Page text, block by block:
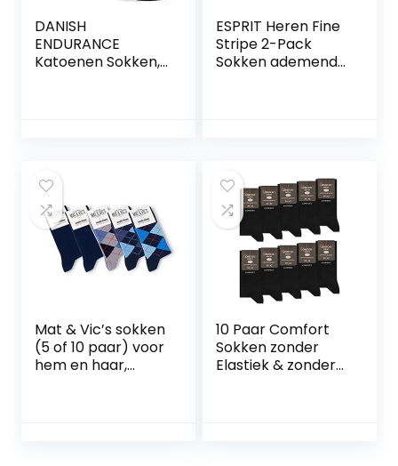
DANISH
ENDURANCE
Katoenen Sokken,
ESPRIT Heren Fine
Stripe 2-Pack
Sokken ademend
allrounder voor
zakelijke
alledaagse
katoenen sokken
Multipack 2 Paar
Mat & Vic’s sokken
(5 of 10 paar) voor
hem en haar,
10 Paar Comfort
Sokken zonder
Elastiek & zonder